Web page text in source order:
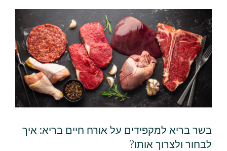
בשר בריא למקפידים על אורח חיים בריא: איך
לבחור ולצרוך אותו?